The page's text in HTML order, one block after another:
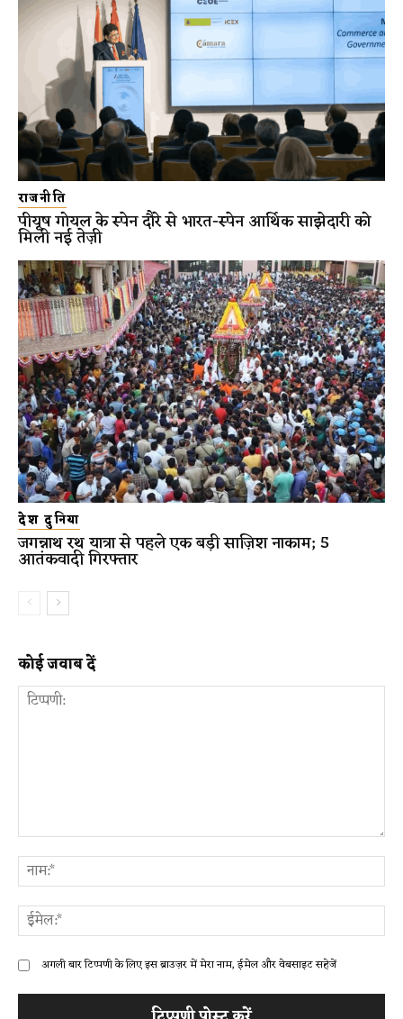
राजनीति
पीयूष गोयल के स्पेन दौरे से भारत-स्पेन आर्थिक साझेदारी को
मिली नई तेज़ी
देश दुनिया
जगन्नाथ रथ यात्रा से पहले एक बड़ी साज़िश नाकाम; 5
आतंकवादी गिरफ्तार
कोई जवाब दें
अगली बार टिप्पणी के लिए इस ब्राउज़र में मेरा नाम, ईमेल और वेबसाइट सहेजें